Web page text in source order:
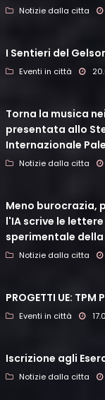
Notizie dalla citta
I Sentieri del
Eventi in città
Torna la musica
presentata allo
Internazionale
Notizie dalla citta
Meno burocrazia,
l'IA scrive le
sperimentale della
Notizie dalla citta
PROGETTI UE: TPM
Eventi in città
Iscrizione agli
Notizie dalla citta